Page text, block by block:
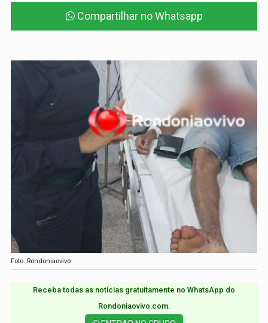
Compartilhar no Whatsapp
Foto: Rondoniaovivo
Receba todas as notícias gratuitamente no WhatsApp do
Rondoniaovivo.com.​